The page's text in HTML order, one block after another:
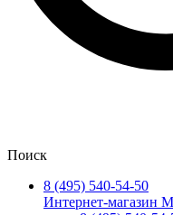
Поиск
8 (495) 540-54-50
Интернет-магазин